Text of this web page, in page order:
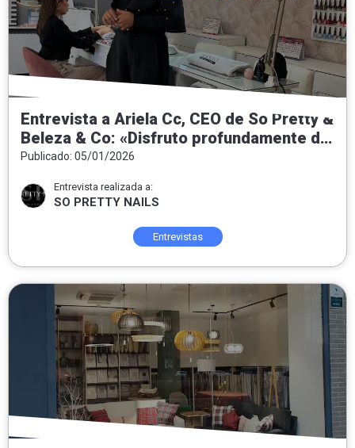
Entrevista a Ariela Cc, CEO de So Pretty &
Beleza & Co: «Disfruto profundamente de
entregar felicidad a las personas que
Publicado: 05/01/2026
Entrevista realizada a:
SO PRETTY NAILS
Entrevistas